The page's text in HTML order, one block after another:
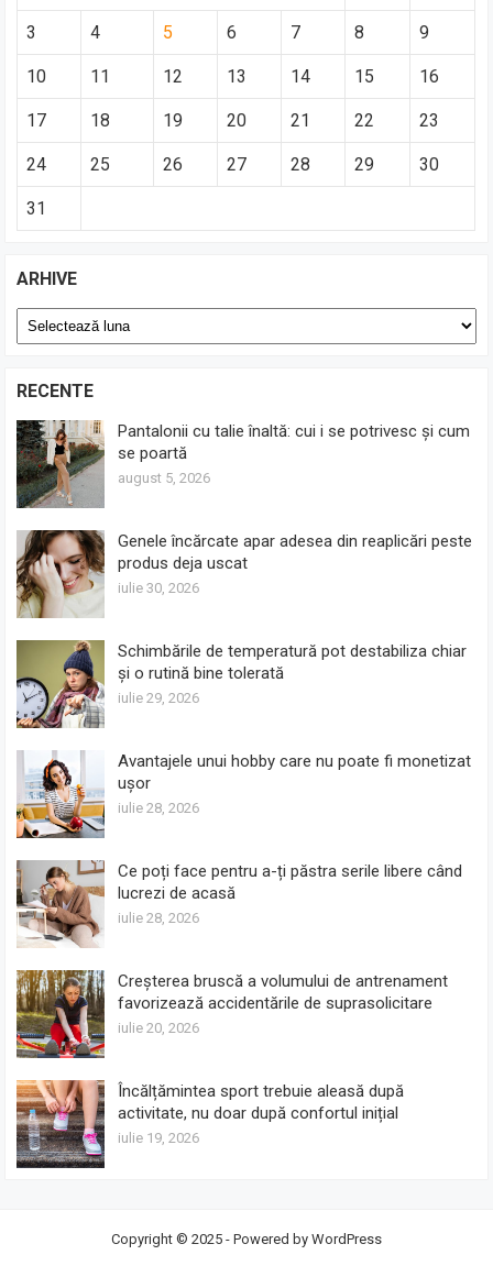
3 4 5 6 7 8 9
10 11 12 13 14 15 16
17 18 19 20 21 22 23
24 25 26 27 28 29 30
31
ARHIVE
Arhive
RECENTE
Pantalonii cu talie înaltă: cui i se potrivesc și cum
se poartă
august 5, 2026
Genele încărcate apar adesea din reaplicări peste
produs deja uscat
iulie 30, 2026
Schimbările de temperatură pot destabiliza chiar
și o rutină bine tolerată
iulie 29, 2026
Avantajele unui hobby care nu poate fi monetizat
ușor
iulie 28, 2026
Ce poți face pentru a-ți păstra serile libere când
lucrezi de acasă
iulie 28, 2026
Creșterea bruscă a volumului de antrenament
favorizează accidentările de suprasolicitare
iulie 20, 2026
Încălțămintea sport trebuie aleasă după
activitate, nu doar după confortul inițial
iulie 19, 2026
Copyright © 2025 - Powered by WordPress